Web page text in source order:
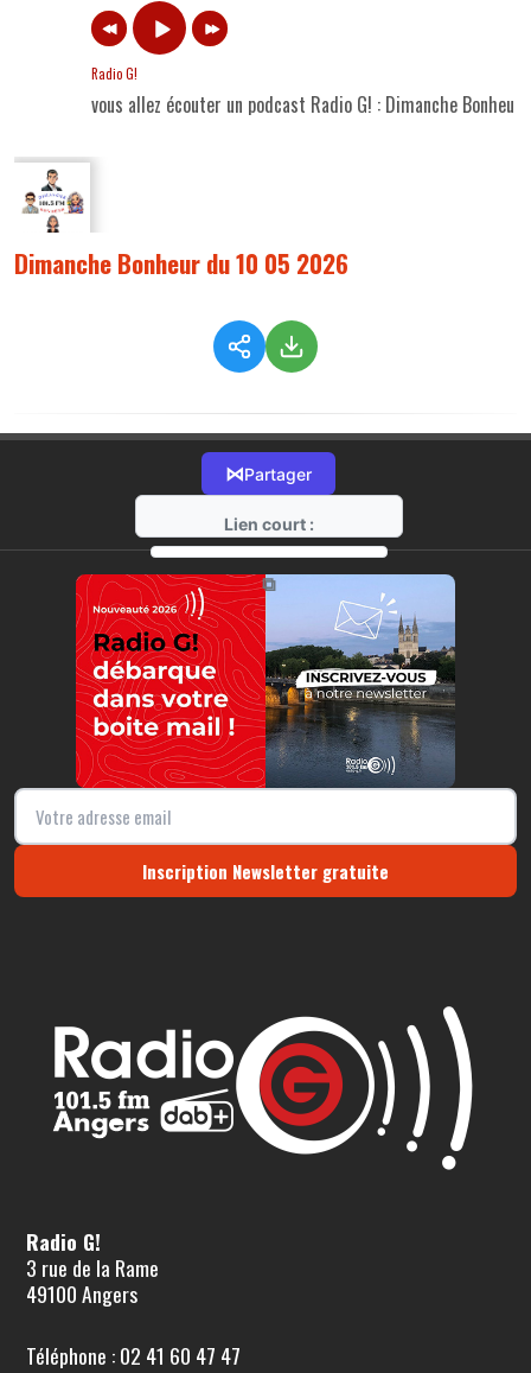
Radio G!
vous allez écouter un podcast Radio G! : Dimanche
Dimanche Bonheur du 10 05 2026
⋈Partager
Lien court :
https://radio-g.fr?21999
⧉
Inscription Newsletter gratuite
Radio G!
3 rue de la Rame
49100 Angers
Téléphone : 02 41 60 47 47